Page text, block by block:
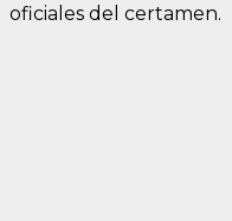
oficiales del certamen.